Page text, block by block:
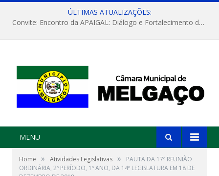
ÚLTIMAS ATUALIZAÇÕES:
Convite: Encontro da APAIGAL: Diálogo e Fortalecimento da Agricultura Familiar
MENU
Home » Atividades Legislativas »
PAUTA DA 17º REUNIÃO
ORDINÁRIA, 2º PERÍODO, 1º ANO, DA 14º LEGISLATURA EM 18 DE